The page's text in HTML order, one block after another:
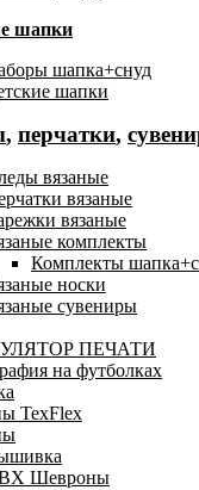
шапки
шапка+снуд
шапки
, перчатки,
вязаные
вязаные
вязаные
комплекты
Комплекты
носки
сувениры
ПЕЧАТИ
на футболках
TexFlex
Шевроны